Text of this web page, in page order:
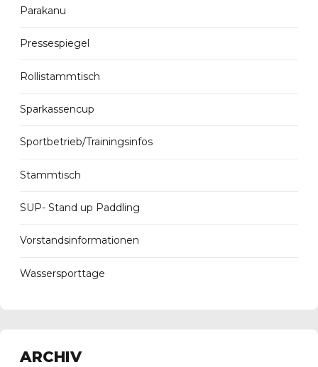
Parakanu
Pressespiegel
Rollistammtisch
Sparkassencup
Sportbetrieb/Trainingsinfos
Stammtisch
SUP- Stand up Paddling
Vorstandsinformationen
Wassersporttage
ARCHIV